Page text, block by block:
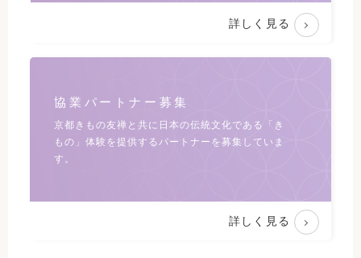
詳しく見る
協業パートナー募集
京都きもの友禅と共に日本の伝統文化である
「き
もの」体験を提供するパートナーを募集していま
す。
詳しく見る